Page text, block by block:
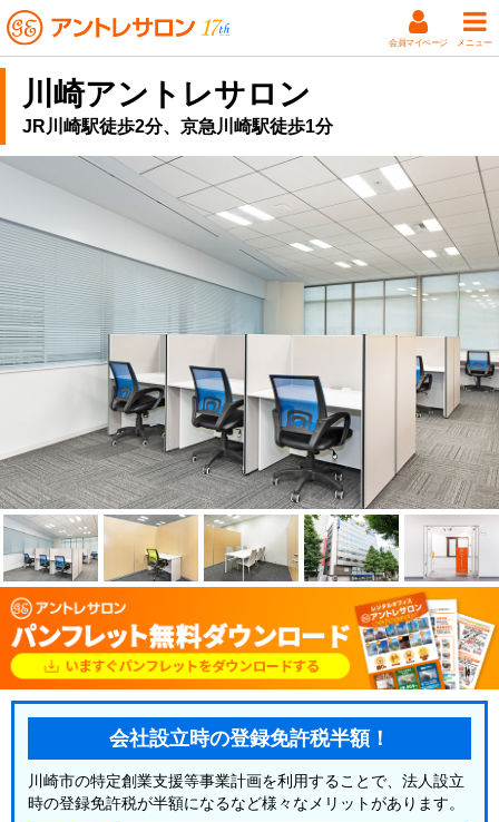
会員マイページ メニュー
川崎アントレサロン
JR川崎駅徒歩2分、京急川崎駅徒歩1分
会社設立時の登録免許税半額！
川崎市の特定創業支援等事業計画を利用することで、法人設立
時の登録免許税が半額になるなど様々なメリットがあります。